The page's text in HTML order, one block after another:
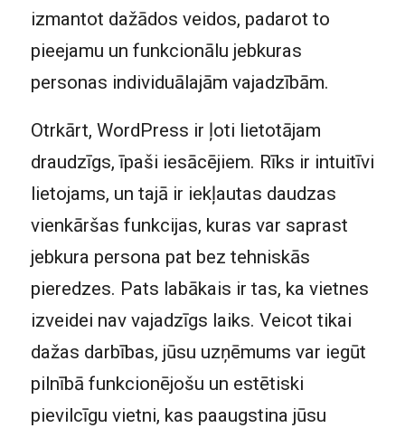
izmantot dažādos veidos, padarot to
pieejamu un funkcionālu jebkuras
personas individuālajām vajadzībām.
Otrkārt, WordPress ir ļoti lietotājam
draudzīgs, īpaši iesācējiem. Rīks ir intuitīvi
lietojams, un tajā ir iekļautas daudzas
vienkāršas funkcijas, kuras var saprast
jebkura persona pat bez tehniskās
pieredzes. Pats labākais ir tas, ka vietnes
izveidei nav vajadzīgs laiks. Veicot tikai
dažas darbības, jūsu uzņēmums var iegūt
pilnībā funkcionējošu un estētiski
pievilcīgu vietni, kas paaugstina jūsu